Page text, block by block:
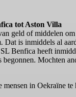
tot Aston Villa
geld of middelen
is inmiddels al
Benfica heeft
Mochten
in Oekraïne te